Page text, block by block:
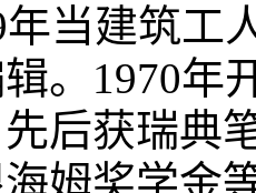
年当建筑工
。1970年
后获瑞典
姆奖学金